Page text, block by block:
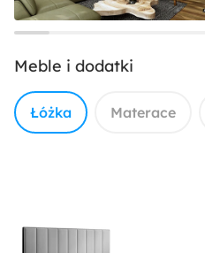
Meble i dodatki
Łóżka Materace